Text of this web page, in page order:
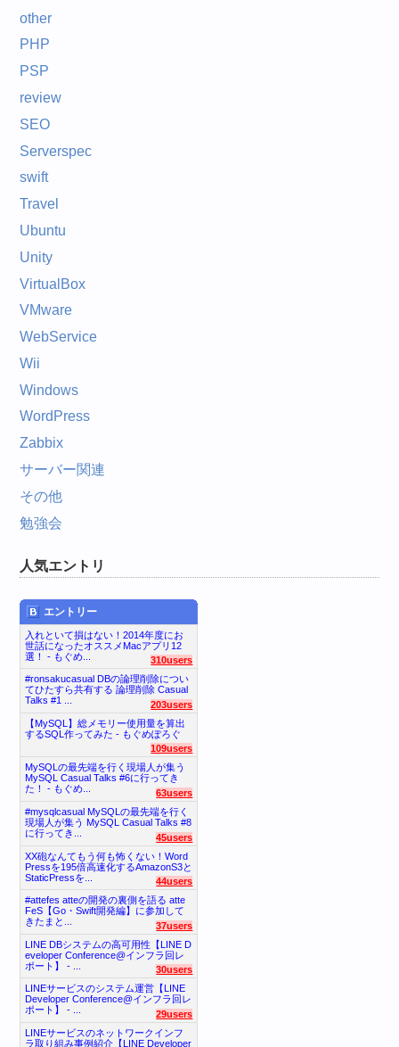
other
PHP
PSP
review
SEO
Serverspec
swift
Travel
Ubuntu
Unity
VirtualBox
VMware
WebService
Wii
Windows
WordPress
Zabbix
サーバー関連
その他
勉強会
人気エントリ
エントリー
入れといて損はない！2014年度にお
世話になったオススメMacアプリ12
選！ - もぐめ...
310users
#ronsakucasual DBの論理削除につい
てひたすら共有する 論理削除 Casual
Talks #1 ...
203users
【MySQL】総メモリー使用量を算出
するSQL作ってみた - もぐめぽろぐ
109users
MySQLの最先端を行く現場人が集う
MySQL Casual Talks #6に行ってき
た！ - もぐめ...
63users
#mysqlcasual MySQLの最先端を行く
現場人が集う MySQL Casual Talks #8
に行ってき...
45users
XX砲なんてもう何も怖くない！Word
Pressを195倍高速化するAmazonS3と
StaticPressを...
44users
#attefes atteの開発の裏側を語る atte
FeS【Go・Swift開発編】に参加して
きたまと...
37users
LINE DBシステムの高可用性【LINE D
eveloper Conference@インフラ回レ
ポート】 - ...
30users
LINEサービスのシステム運営【LINE
Developer Conference@インフラ回レ
ポート】 - ...
29users
LINEサービスのネットワークインフ
ラ取り組み事例紹介【LINE Developer